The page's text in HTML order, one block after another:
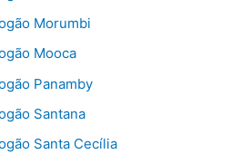
Morumbi
Mooca
Panamby
Santana
Santa Cecília